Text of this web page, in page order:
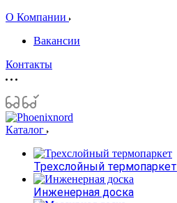
О Компании
Вакансии
Контакты
Каталог
Трехслойный термопаркет
Инженерная доска